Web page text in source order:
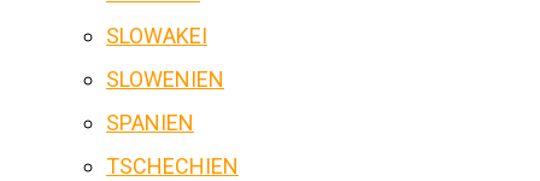
SLOWAKEI
SLOWENIEN
SPANIEN
TSCHECHIEN